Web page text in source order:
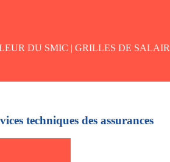
DU SMIC | GRILLES DE
techniques des assurances